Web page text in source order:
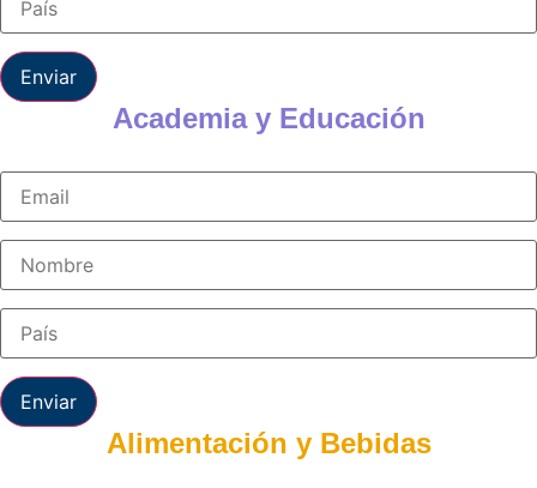
Enviar
Academia y Educación
Enviar
Alimentación y Bebidas